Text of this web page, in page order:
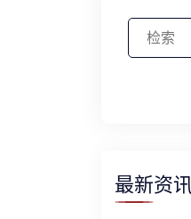
最新资